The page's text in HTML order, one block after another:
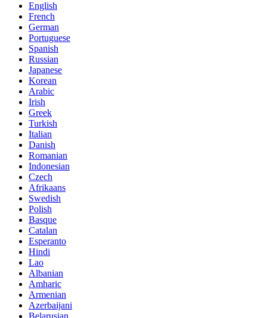
English
French
German
Portuguese
Spanish
Russian
Japanese
Korean
Arabic
Irish
Greek
Turkish
Italian
Danish
Romanian
Indonesian
Czech
Afrikaans
Swedish
Polish
Basque
Catalan
Esperanto
Hindi
Lao
Albanian
Amharic
Armenian
Azerbaijani